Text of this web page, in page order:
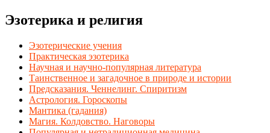
Эзотерика и религия
Эзотерические учения
Практическая эзотерика
Научная и научно-популярная литература
Таинственное и загадочное в природе и истории
Предсказания. Ченнелинг. Спиритизм
Астрология. Гороскопы
Мантика (гадания)
Магия. Колдовство. Наговоры